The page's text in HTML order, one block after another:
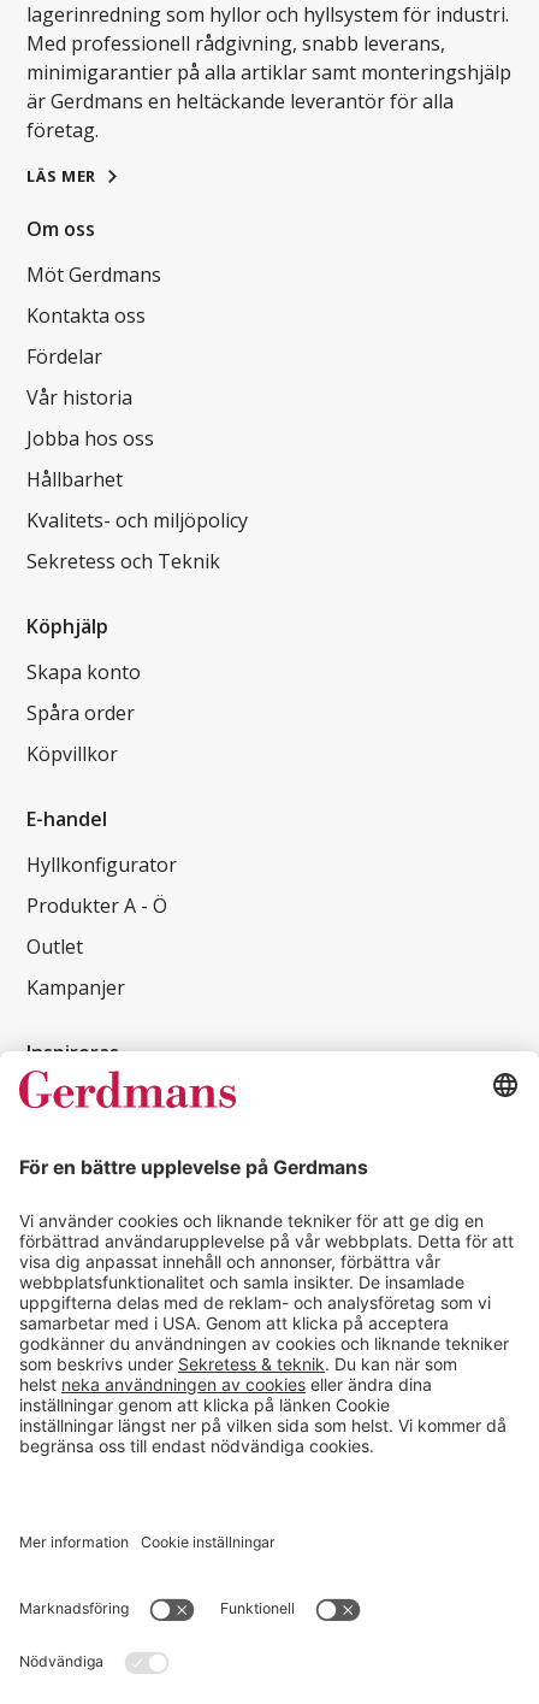
lagerinredning som hyllor och hyllsystem för industri.
Med professionell rådgivning, snabb leverans,
minimigarantier på alla artiklar samt monteringshjälp
är Gerdmans en heltäckande leverantör för alla
företag.
LÄS MER
Om oss
Möt Gerdmans
Kontakta oss
Fördelar
Vår historia
Jobba hos oss
Hållbarhet
Kvalitets- och miljöpolicy
Sekretess och Teknik
Köphjälp
Skapa konto
Spåra order
Köpvillkor
E-handel
Hyllkonfigurator
Produkter A - Ö
Outlet
Kampanjer
Inspireras
Kundcase
Läsvärt
Kontakt
info@gerdmans.se
0433-740 80
Kundservice öppettider
Vardagar 07.30-17.00
© 2026 Gerdmans Inredningar AB Alla priser är exklusive moms.
Cookie inställningar